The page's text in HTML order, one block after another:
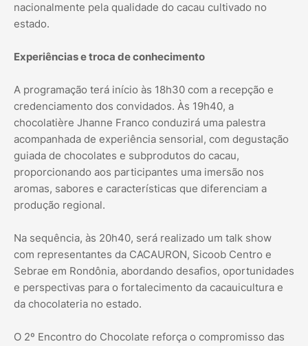
nacionalmente pela qualidade do cacau cultivado no
estado.
Experiências e troca de conhecimento
A programação terá início às 18h30 com a recepção e
credenciamento dos convidados. Às 19h40, a
chocolatière Jhanne Franco conduzirá uma palestra
acompanhada de experiência sensorial, com degustação
guiada de chocolates e subprodutos do cacau,
proporcionando aos participantes uma imersão nos
aromas, sabores e características que diferenciam a
produção regional.
Na sequência, às 20h40, será realizado um talk show
com representantes da CACAURON, Sicoob Centro e
Sebrae em Rondônia, abordando desafios, oportunidades
e perspectivas para o fortalecimento da cacauicultura e
da chocolateria no estado.
O 2º Encontro do Chocolate reforça o compromisso das